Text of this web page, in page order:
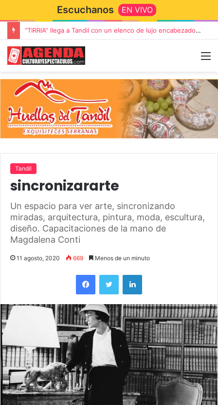
Escuchanos EN VIVO
“TIRRIA” llega a Tandil con un elenco de lujo encabezado por Capusotto, Spregelburd y Stefani
Tandil
sincronizararte
Un espacio para ver arte, sincronizando
miradas, arquitectura, pintura, moda, escultura,
diseño. Capacitaciones de la mano de
Magdalena Conti
11 agosto, 2020 669 Menos de un minuto